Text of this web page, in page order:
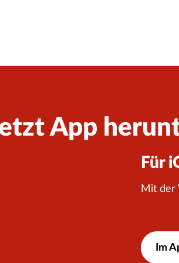
App
Für
Mit der
Im